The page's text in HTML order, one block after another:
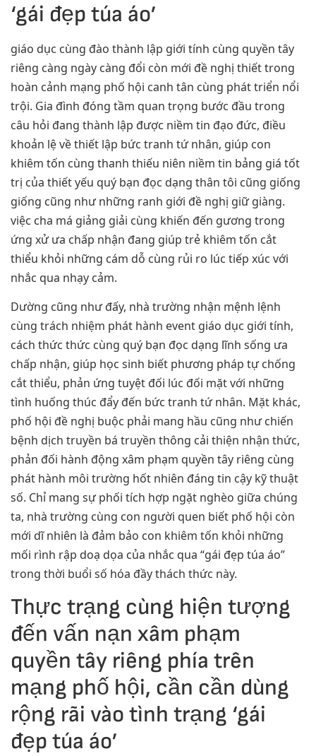
‘gái đẹp túa áo’
giáo dục cùng đào thành lập giới tính cùng quyền tây
riêng càng ngày càng đổi còn mới đề nghị thiết trong
hoàn cảnh mạng phố hội canh tân cùng phát triển nổi
trội. Gia đình đóng tầm quan trọng bước đầu trong
câu hỏi đang thành lập được niềm tin đạo đức, điều
khoản lệ về thiết lập bức tranh tứ nhân, giúp con
khiêm tốn cùng thanh thiếu niên niềm tin bảng giá tốt
trị của thiết yếu quý bạn đọc dạng thân tôi cũng giống
giống cũng như những ranh giới đề nghị giữ giàng.
việc cha má giảng giải cùng khiến đến gương trong
ứng xử ưa chấp nhận đang giúp trẻ khiêm tốn cắt
thiểu khỏi những cám dỗ cùng rủi ro lúc tiếp xúc với
nhắc qua nhạy cảm.
Dường cũng như đấy, nhà trường nhận mệnh lệnh
cùng trách nhiệm phát hành event giáo dục giới tính,
cách thức thức cùng quý bạn đọc dạng lĩnh sống ưa
chấp nhận, giúp học sinh biết phương pháp tự chống
cắt thiểu, phản ứng tuyệt đối lúc đối mặt với những
tình huống thúc đẩy đến bức tranh tứ nhân. Mặt khác,
phố hội đề nghị buộc phải mang hầu cũng như chiến
bệnh dịch truyền bá truyền thông cải thiện nhận thức,
phản đối hành động xâm phạm quyền tây riêng cùng
phát hành môi trường hốt nhiên đáng tin cậy kỹ thuật
số. Chỉ mang sự phối tích hợp ngặt nghèo giữa chúng
ta, nhà trường cùng con người quen biết phố hội còn
mới dĩ nhiên là đảm bảo con khiêm tốn khỏi những
mối rình rập doạ dọa của nhắc qua “gái đẹp túa áo”
trong thời buổi số hóa đầy thách thức này.
Thực trạng cùng hiện tượng
đến vấn nạn xâm phạm
quyền tây riêng phía trên
mạng phố hội, cần cần dùng
rộng rãi vào tình trạng ‘gái
đẹp túa áo’